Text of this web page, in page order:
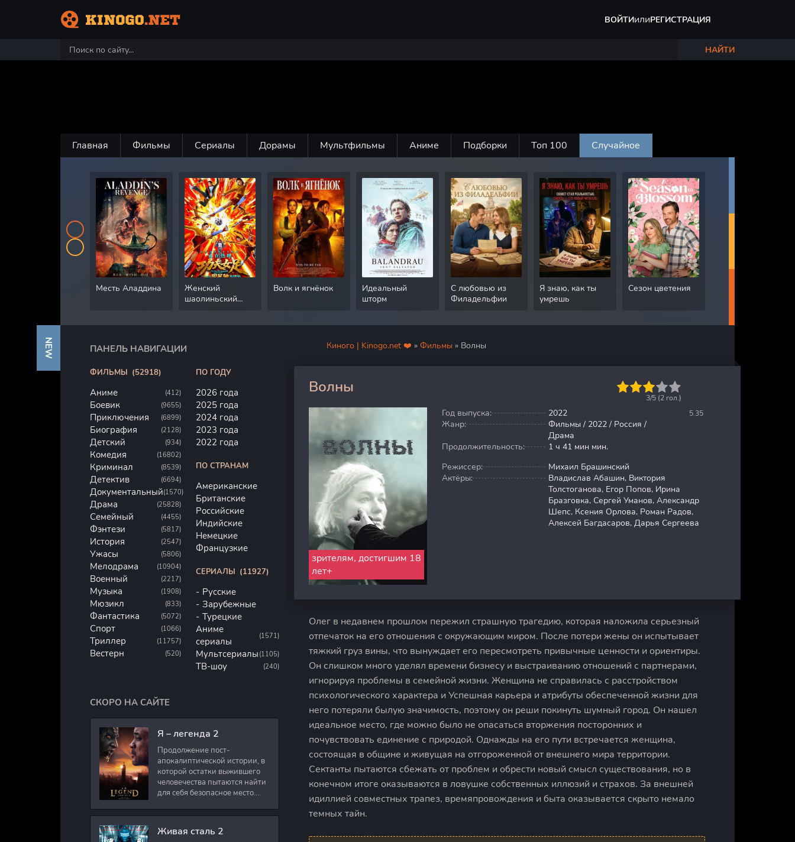
ВОЙТИилиРЕГИСТРАЦИЯ
НАЙТИ
Главная Фильмы Сериалы Дорамы Мультфильмы Аниме Подборки Топ 100 Случайное
Месть Аладдина
Женский
шаолиньский
Волк и ягнёнок
Идеальный
шторм
С любовью из
Филадельфии
Я знаю, как ты
умрешь
Сезон цветения
Киного | Kinogo.net ❤️ » Фильмы » Волны
Волны
5.35
3/5 (2 гол.)
зрителям, достигшим 18
лет+
Год выпуска:
2022
Жанр:
Фильмы / 2022 / Россия /
Драма
Продолжительность:
1 ч 41 мин мин.
Режиссер:
Михаил Брашинский
Актёры:
Владислав Абашин, Виктория
Толстоганова, Егор Попов, Ирина
Бразговка, Сергей Уманов, Александр
Шепс, Ксения Орлова, Роман Радов,
Алексей Багдасаров, Дарья Сергеева
Олег в недавнем прошлом пережил страшную трагедию, которая наложила серьезный
отпечаток на его отношения с окружающим миром. После потери жены он испытывает
тяжкий груз вины, что вынуждает его пересмотреть привычные ценности и ориентиры.
Он слишком много уделял времени бизнесу и выстраиванию отношений с партнерами,
игнорируя проблемы в семейной жизни. Женщина не справилась с расстройством
психологического характера и Успешная карьера и атрибуты обеспеченной жизни для
него потеряли былую значимость, поэтому он реши покинуть шумный город. Он нашел
идеальное место, где можно было не опасаться вторжения посторонних и
почувствовать единение с природой. Однажды на его пути встречается женщина,
состоящая в общине и живущая на отгороженной от внешнего мира территории.
Сектанты пытаются сбежать от проблем и обрести новый смысл существования, но в
конечном итоге оказываются в ловушке собственных иллюзий и страхов. За внешней
идиллией совместных трапез, времяпровождения и быта оказывается скрыто немало
темных тайн.
ПАНЕЛЬ НАВИГАЦИИ
NEW
ФИЛЬМЫ (52918)
Аниме (412)
Боевик (9655)
Приключения (6899)
Биография (2128)
Детский (934)
Комедия (16802)
Криминал (8539)
Детектив (6694)
Документальный(1570)
Драма (25828)
Семейный (4455)
Фэнтези (5817)
История (2547)
Ужасы (5806)
Мелодрама (10904)
Военный (2217)
Музыка (1908)
Мюзикл (833)
Фантастика (5072)
Спорт (1066)
Триллер (11757)
Вестерн (520)
ПО ГОДУ
2026 года
2025 года
2024 года
2023 года
2022 года
ПО СТРАНАМ
Американские
Британские
Российские
Индийские
Немецкие
Французкие
СЕРИАЛЫ (11927)
Русские
Зарубежные
Турецкие
Аниме
сериалы
(1571)
Мультсериалы (1105)
ТВ-шоу (240)
СКОРО НА САЙТЕ
Я – легенда 2
Продолжение пост-
апокалиптической истории, в
которой остатки выжившего
человечества пытаются найти
для себя безопасное место.
работал в медицинском
Живая сталь 2